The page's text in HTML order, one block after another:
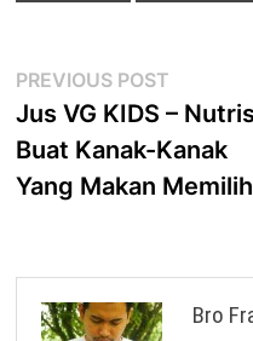
Post
navigation
PREVIOUS POST
post:
Jus VG KIDS –
Buat Kanak-Kanak
Yang Makan Memilih
Bro